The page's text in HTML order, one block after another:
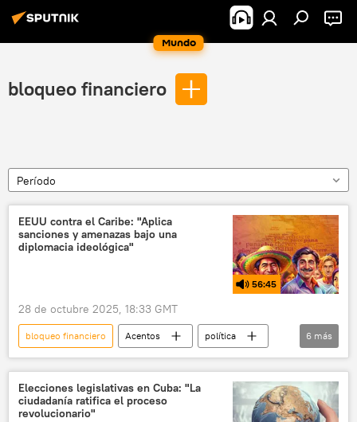
Mundo
bloqueo financiero
Período
EEUU contra el Caribe: "Aplica
sanciones y amenazas bajo una
diplomacia ideológica"
56:45
28 de octubre 2025, 18:33 GMT
bloqueo financiero Acentos
política
Donald Trump
EEUU
Cuba
Ernesto Samper
🌎 América
bloqueo económico
6 más
Elecciones legislativas en Cuba: "La
ciudadanía ratifica el proceso
revolucionario"